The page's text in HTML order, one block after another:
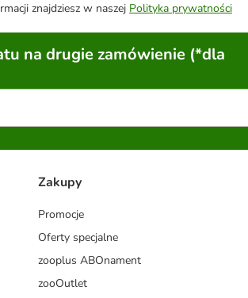
znajdziesz w naszej Polityka prywatności
na drugie zamówienie (*dla
Zakupy
Promocje
Oferty specjalne
zooplus ABOnament
zooOutlet